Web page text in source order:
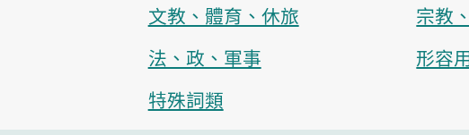
文教、體育、休旅
宗教
法、政、軍事
形容
特殊詞類